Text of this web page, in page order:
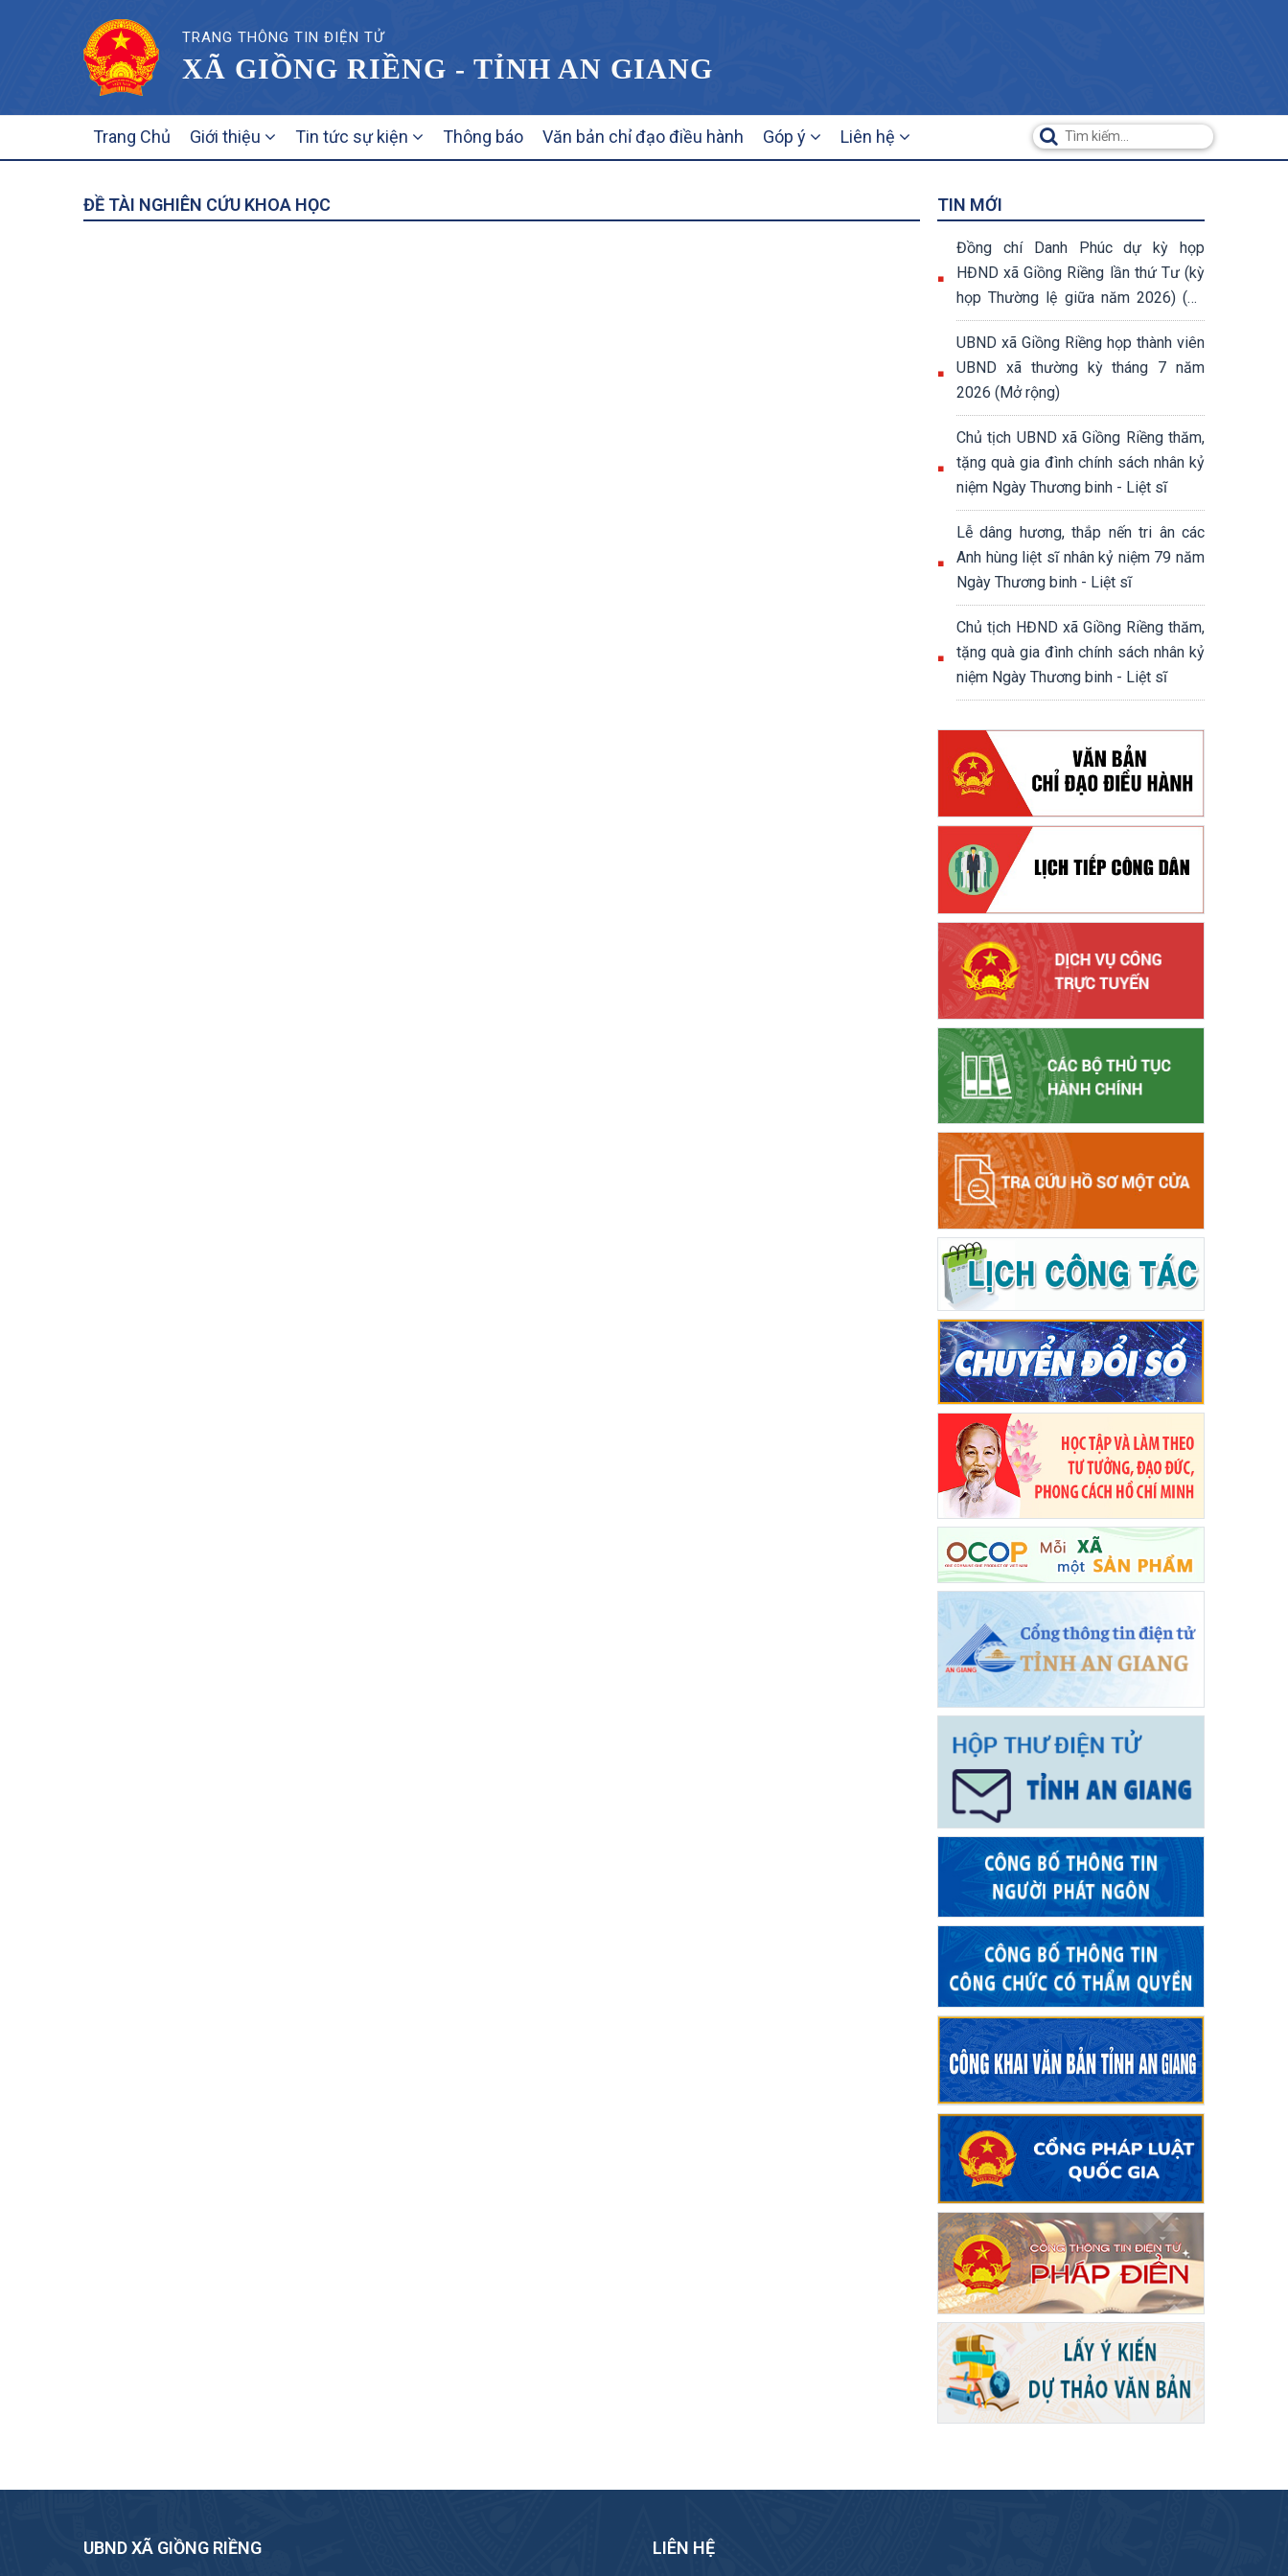
TRANG THÔNG TIN ĐIỆN TỬ
XÃ GIỒNG RIỀNG - TỈNH AN GIANG
NAVIGATION
Trang Chủ Giới thiệu Tin tức sự kiện Thông báo Văn bản chỉ đạo điều hành Góp ý Liên hệ
ĐỀ TÀI NGHIÊN CỨU KHOA HỌC TIN MỚI
Đồng chí Danh Phúc dự kỳ họp
HĐND xã Giồng Riềng lần thứ Tư (kỳ
họp Thường lệ giữa năm 2026) (07
nghị quyết đã được thông qua tại kỳ
họp)
UBND xã Giồng Riềng họp thành viên
UBND xã thường kỳ tháng 7 năm
2026 (Mở rộng)
Chủ tịch UBND xã Giồng Riềng thăm,
tặng quà gia đình chính sách nhân kỷ
niệm Ngày Thương binh - Liệt sĩ
Lễ dâng hương, thắp nến tri ân các
Anh hùng liệt sĩ nhân kỷ niệm 79 năm
Ngày Thương binh - Liệt sĩ
Chủ tịch HĐND xã Giồng Riềng thăm,
tặng quà gia đình chính sách nhân kỷ
niệm Ngày Thương binh - Liệt sĩ
UBND XÃ GIỒNG RIỀNG LIÊN HỆ